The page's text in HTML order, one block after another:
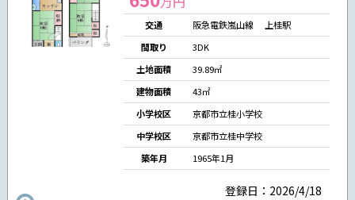
交通
阪急電鉄嵐山線 上桂駅
間取り
3DK
土地面積
39.89㎡
建物面積
43㎡
小学校区
京都市立桂小学校
中学校区
京都市立桂中学校
築年月
1965年1月
登録日：2026/4/18